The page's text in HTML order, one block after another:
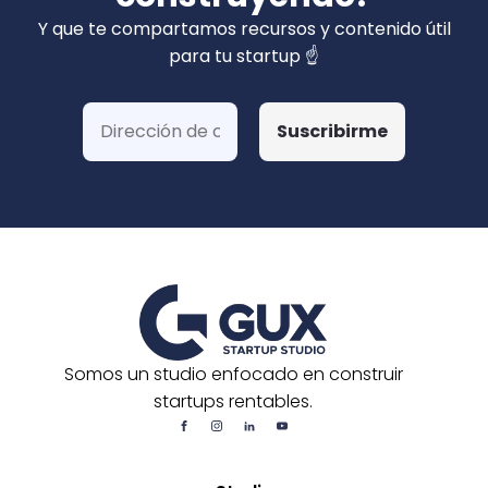
privados). Hemos ganado más de 15 fondos
de Corfo y 3 Startups Chile, además de otras
postulaciones o convocatorias.
Y que te compartamos recursos y contenido útil
para tu startup ☝️
Somos un studio enfocado en construir
startups rentables.